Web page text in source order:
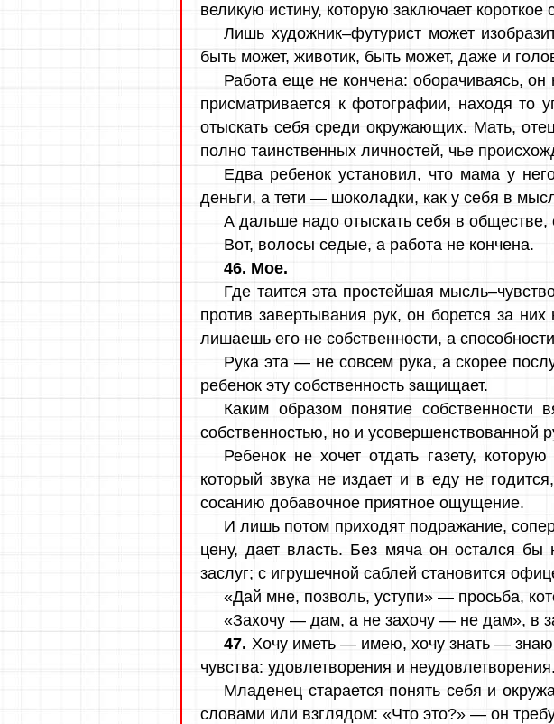
великую истину, которую заключает короткое
Лишь художник–футурист может
быть может, животик, быть может, даже и
Работа еще не кончена: оборачиваясь, он
присматривается к фотографии, находя то
отыскать себя среди окружающих. Мать,
полно таинственных личностей, чье
Едва ребенок установил, что мама у
деньги, а тети — шоколадки, как у себя в
А дальше надо отыскать себя в обществе,
Вот, волосы седые, а работа не кончена.
46. Мое.
Где таится эта простейшая
против завертывания рук, он борется за
лишаешь его не собственности, а
Рука эта — не совсем рука, а скорее
ребенок эту собственность защищает.
Каким образом понятие
собственностью, но и усовершенствованной
Ребенок не хочет отдать газету,
который звука не издает и в еду не
сосанию добавочное приятное ощущение.
И лишь потом приходят подражание,
цену, дает власть. Без мяча он остался
заслуг; с игрушечной саблей становится
«Дай мне, позволь, уступи» — просьба,
«Захочу — дам, а не захочу — не дам», в
47. Хочу иметь — имею, хочу знать —
чувства: удовлетворения и неудовлетворения.
Младенец старается понять себя и
словами или взглядом: «Что это?» — он